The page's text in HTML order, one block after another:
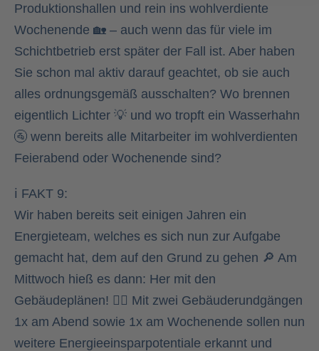
Produktionshallen und rein ins wohlverdiente
Wochenende 🏡 – auch wenn das für viele im
Schichtbetrieb erst später der Fall ist. Aber haben
Sie schon mal aktiv darauf geachtet, ob sie auch
alles ordnungsgemäß ausschalten? Wo brennen
eigentlich Lichter 💡 und wo tropft ein Wasserhahn
🚰 wenn bereits alle Mitarbeiter im wohlverdienten
Feierabend oder Wochenende sind?
ℹ️ FAKT 9:
Wir haben bereits seit einigen Jahren ein
Energieteam, welches es sich nun zur Aufgabe
gemacht hat, dem auf den Grund zu gehen 🔎 Am
Mittwoch hieß es dann: Her mit den
Gebäudeplänen! 🕵️‍♀️ Mit zwei Gebäuderundgängen
1x am Abend sowie 1x am Wochenende sollen nun
weitere Energieeinsparpotentiale erkannt und